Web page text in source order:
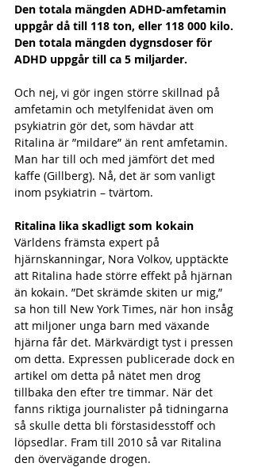
Den totala mängden ADHD-amfetamin
uppgår då till 118 ton, eller 118 000 kilo.
Den totala mängden dygnsdoser för
ADHD uppgår till ca 5 miljarder.
Och nej, vi gör ingen större skillnad på
amfetamin och metylfenidat även om
psykiatrin gör det, som hävdar att
Ritalina är ”mildare” än rent amfetamin.
Man har till och med jämfört det med
kaffe (Gillberg). Nå, det är som vanligt
inom psykiatrin – tvärtom.
Ritalina lika skadligt som kokain
Världens främsta expert på
hjärnskanningar, Nora Volkov, upptäckte
att Ritalina hade större effekt på hjärnan
än kokain. ”Det skrämde skiten ur mig,”
sa hon till New York Times, när hon insåg
att miljoner unga barn med växande
hjärna får det. Märkvärdigt tyst i pressen
om detta. Expressen publicerade dock en
artikel om detta på nätet men drog
tillbaka den efter tre timmar. När det
fanns riktiga journalister på tidningarna
så skulle detta bli förstasidesstoff och
löpsedlar. Fram till 2010 så var Ritalina
den övervägande drogen.